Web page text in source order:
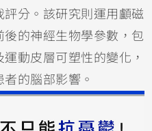
分。該研究則運用顱磁
的神經生物學參數，包
動皮層可塑性的變化，
的腦部影響。